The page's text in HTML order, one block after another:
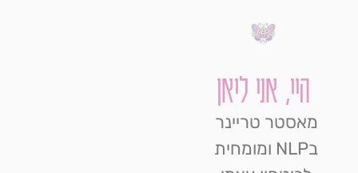
היי, אני ליאן
מאסטר טריינר
בNLP ומומחית